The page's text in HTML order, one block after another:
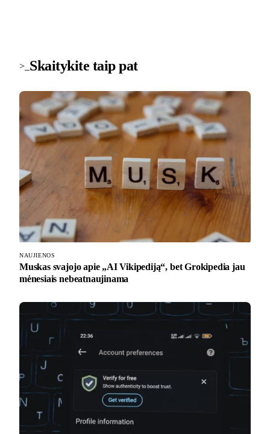
>_ Skaitykite taip pat
NAUJIENOS
Muskas svajojo apie „AI Vikipediją“, bet Grokipedia jau
mėnesiais nebeatnaujinama